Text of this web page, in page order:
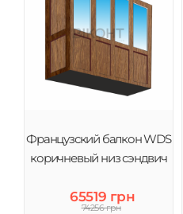
Французский балкон WDS
коричневый низ сэндвич
65519 грн
74256 грн